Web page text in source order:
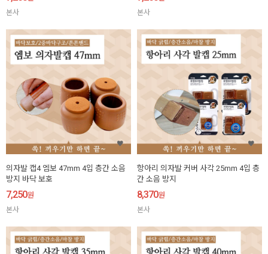
본사 본사
의자발 캡4 엠보 47mm 4입 층간 소음
방지 바닥 보호
7,250원
본사
항아리 의자발 커버 사각 25mm 4입 층
간 소음 방지
8,370원
본사